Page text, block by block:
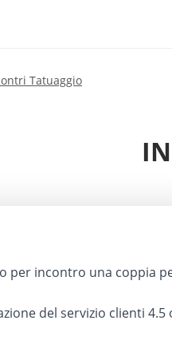
Tatuaggio
per incontro una coppia
del servizio clienti 4.5